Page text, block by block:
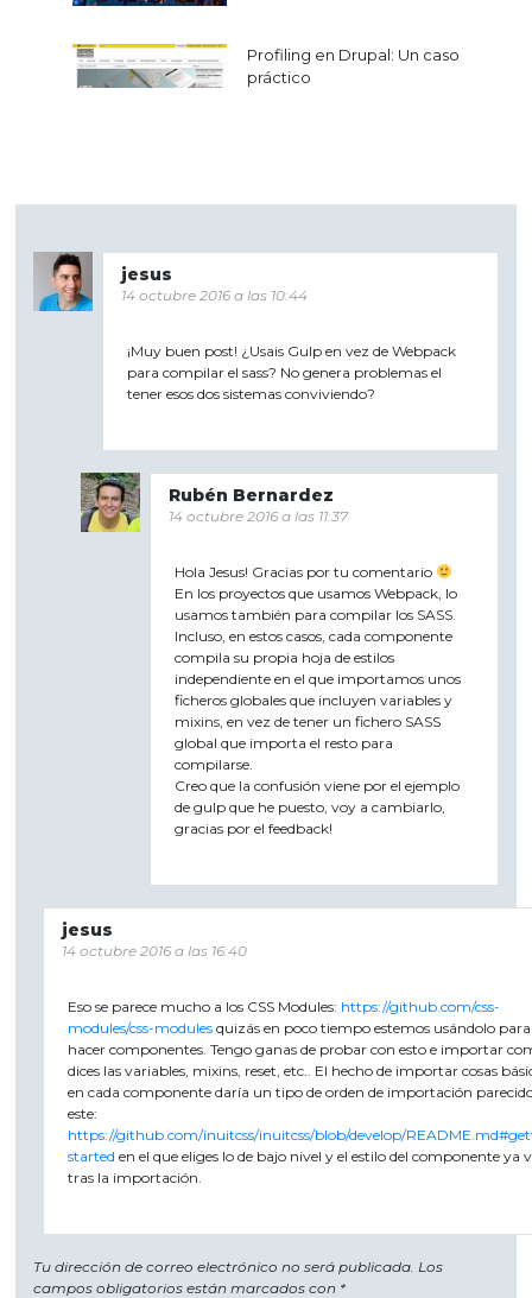
Profiling en Drupal: Un caso
práctico
jesus
14 octubre 2016 a las 10:44
¡Muy buen post! ¿Usais Gulp en vez de Webpack
para compilar el sass? No genera problemas el
tener esos dos sistemas conviviendo?
Rubén Bernardez
14 octubre 2016 a las 11:37
Hola Jesus! Gracias por tu comentario
En los proyectos que usamos Webpack, lo
usamos también para compilar los SASS.
Incluso, en estos casos, cada componente
compila su propia hoja de estilos
independiente en el que importamos unos
ficheros globales que incluyen variables y
mixins, en vez de tener un fichero SASS
global que importa el resto para
compilarse.
Creo que la confusión viene por el ejemplo
de gulp que he puesto, voy a cambiarlo,
gracias por el feedback!
jesus
14 octubre 2016 a las 16:40
Eso se parece mucho a los CSS Modules: https://github.com/css-
modules/css-modulesquizás en poco tiempo estemos usándolo para
hacer componentes. Tengo ganas de probar con esto e importar
dices las variables, mixins, reset, etc.. El hecho de importar cosas
en cada componente daría un tipo de orden de importación
este:
https://github.com/inuitcss/inuitcss/blob/develop/
started en el que eliges lo de bajo nivel y el estilo del componente ya
tras la importación.
Tu dirección de correo electrónico no será publicada. Los
campos obligatorios están marcados con *